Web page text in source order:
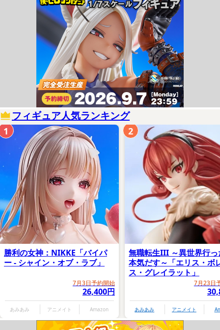
フィギュア人気ランキング
勝利の女神：NIKKE「バイパ
ー - シャイン・オブ・ラブ」
7月3日予約開始
26,400円
あみあみ アニメイト Amazon
1
無職転生III ～異世界行っ
本気だす～「エリス・ボ
ス・グレイラット」
7月23日
あみあみ アニメイト
2